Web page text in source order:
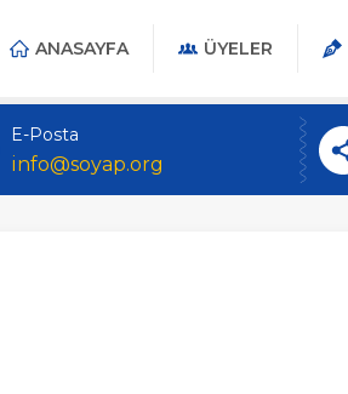
ANASAYFA ÜYELER
E-Posta
info@soyap.org